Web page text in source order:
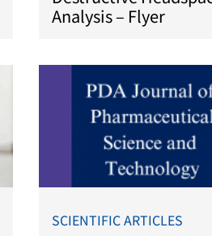
Analysis – Flyer
SCIENTIFIC ARTICLES